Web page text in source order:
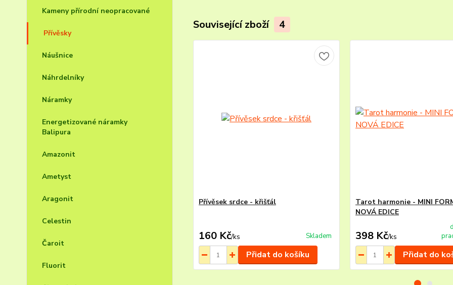
Kameny přírodní neopracované
Přívěsky
Náušnice
Náhrdelníky
Náramky
Energetizované náramky
Balipura
Amazonit
Ametyst
Aragonit
Celestin
Čaroit
Fluorit
Související zboží 4
Přívěsek srdce - křišťál
160 Kč/ks Skladem
Přidat do košíku
Tarot harmonie - MINI
NOVÁ EDICE
398 Kč/ks
Přidat do